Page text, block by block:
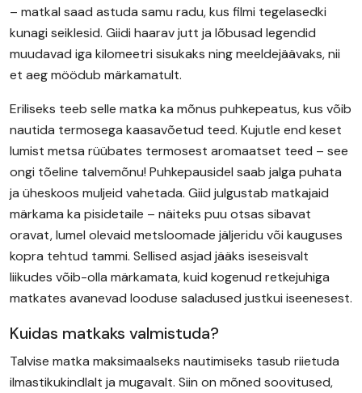
– matkal saad astuda samu radu, kus filmi tegelasedki
kunagi seiklesid. Giidi haarav jutt ja lõbusad legendid
muudavad iga kilomeetri sisukaks ning meeldejäävaks, nii
et aeg möödub märkamatult.
Eriliseks teeb selle matka ka mõnus puhkepeatus, kus võib
nautida termosega kaasavõetud teed. Kujutle end keset
lumist metsa rüübates termosest aromaatset teed – see
ongi tõeline talvemõnu! Puhkepausidel saab jalga puhata
ja üheskoos muljeid vahetada. Giid julgustab matkajaid
märkama ka pisidetaile – näiteks puu otsas sibavat
oravat, lumel olevaid metsloomade jäljeridu või kauguses
kopra tehtud tammi. Sellised asjad jääks iseseisvalt
liikudes võib-olla märkamata, kuid kogenud retkejuhiga
matkates avanevad looduse saladused justkui iseenesest.
Kuidas matkaks valmistuda?
Talvise matka maksimaalseks nautimiseks tasub riietuda
ilmastikukindlalt ja mugavalt. Siin on mõned soovitused,